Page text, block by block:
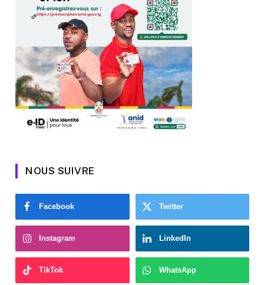
NOUS SUIVRE
Facebook Twitter
Instagram LinkedIn
TikTok WhatsApp